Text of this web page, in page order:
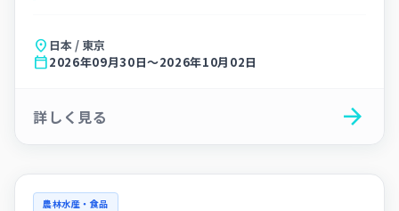
location_on 日本 / 東京
calendar_today2026年09月30日～2026年10月02日
詳しく見る arrow_forward
農林水産・食品